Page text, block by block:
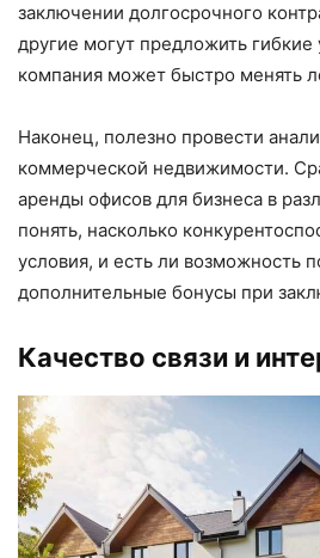
заключении долгосрочного
другие могут предложить гибкие
компания может быстро менять
Наконец, полезно провести
коммерческой недвижимости.
аренды офисов для бизнеса в
понять, насколько
условия, и есть ли возможность
дополнительные бонусы при
Качество связи и